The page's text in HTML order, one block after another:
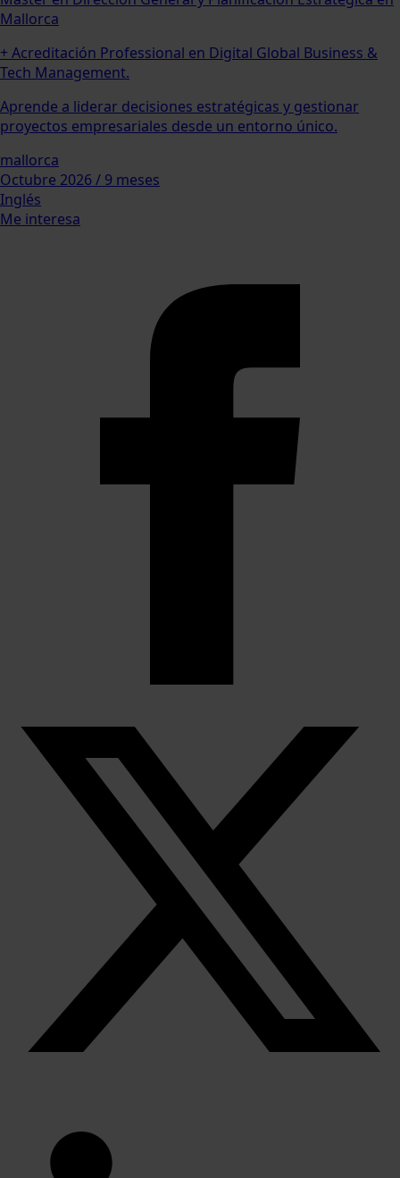
Mallorca
+ Acreditación Professional en Digital Global Business &
Tech Management.
Aprende a liderar decisiones estratégicas y gestionar
proyectos empresariales desde un entorno único.
mallorca
Octubre 2026 / 9 meses
Inglés
Me interesa